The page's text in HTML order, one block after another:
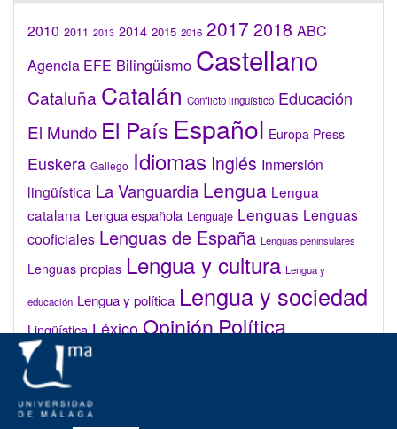
2010 2011 2013 2014 2015 2016 2017 2018 ABC
Agencia EFE Bilingüismo Castellano
Cataluña Catalán Conflicto lingüístico Educación
El Mundo El País Español Europa Press
Euskera Gallego Idiomas Inglés Inmersión
lingüística La Vanguardia Lengua Lengua
catalana Lengua española Lenguaje Lenguas Lenguas
cooficiales Lenguas de España Lenguas peninsulares
Lenguas propias Lengua y cultura Lengua y
educación Lengua y política Lengua y sociedad
Lingüística LéxicoOpiniónPolítica
lingüística
Valenciano